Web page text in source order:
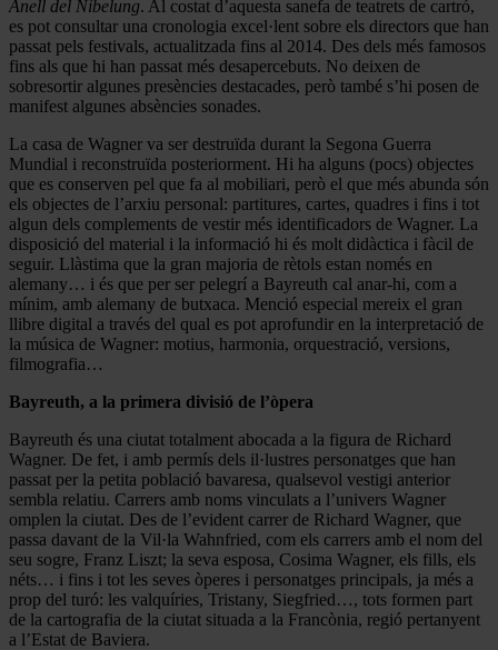
Anell del Nibelung. Al costat d’aquesta sanefa de teatrets de cartró,
es pot consultar una cronologia excel·lent sobre els directors que han
passat pels festivals, actualitzada fins al 2014. Des dels més famosos
fins als que hi han passat més desapercebuts. No deixen de
sobresortir algunes presències destacades, però també s’hi posen de
manifest algunes absències sonades.
La casa de Wagner va ser destruïda durant la Segona Guerra
Mundial i reconstruïda posteriorment. Hi ha alguns (pocs) objectes
que es conserven pel que fa al mobiliari, però el que més abunda són
els objectes de l’arxiu personal: partitures, cartes, quadres i fins i tot
algun dels complements de vestir més identificadors de Wagner. La
disposició del material i la informació hi és molt didàctica i fàcil de
seguir. Llàstima que la gran majoria de rètols estan només en
alemany… i és que per ser pelegrí a Bayreuth cal anar-hi, com a
mínim, amb alemany de butxaca. Menció especial mereix el gran
llibre digital a través del qual es pot aprofundir en la interpretació de
la música de Wagner: motius, harmonia, orquestració, versions,
filmografia…
Bayreuth, a la primera divisió de l’òpera
Bayreuth és una ciutat totalment abocada a la figura de Richard
Wagner. De fet, i amb permís dels il·lustres personatges que han
passat per la petita població bavaresa, qualsevol vestigi anterior
sembla relatiu. Carrers amb noms vinculats a l’univers Wagner
omplen la ciutat. Des de l’evident carrer de Richard Wagner, que
passa davant de la Vil·la Wahnfried, com els carrers amb el nom del
seu sogre, Franz Liszt; la seva esposa, Cosima Wagner, els fills, els
néts… i fins i tot les seves òperes i personatges principals, ja més a
prop del turó: les valquíries, Tristany, Siegfried…, tots formen part
de la cartografia de la ciutat situada a la Francònia, regió pertanyent
a l’Estat de Baviera.